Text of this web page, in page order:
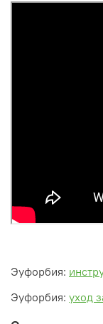
Эуфорбия:
Эуфорбия: уход